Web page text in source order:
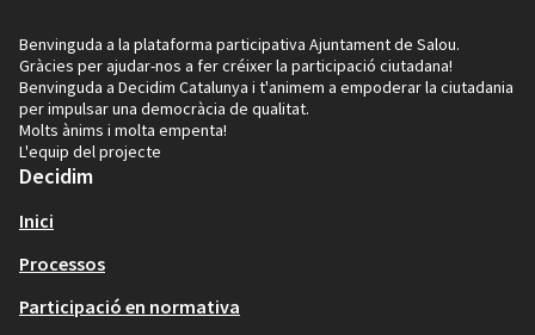
Benvinguda a la plataforma participativa Ajuntament de Salou.
Gràcies per ajudar-nos a fer créixer la participació ciutadana!
Benvinguda a Decidim Catalunya i t'animem a empoderar la ciutadania
per impulsar una democràcia de qualitat.
Molts ànims i molta empenta!
L'equip del projecte
Decidim
Inici
Processos
Participació en normativa